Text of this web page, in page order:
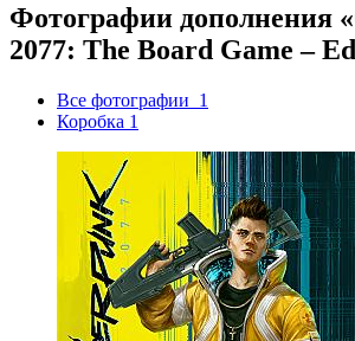
Фотографии дополнения
2077: The Board Game –
Все фотографии 1
Коробка 1